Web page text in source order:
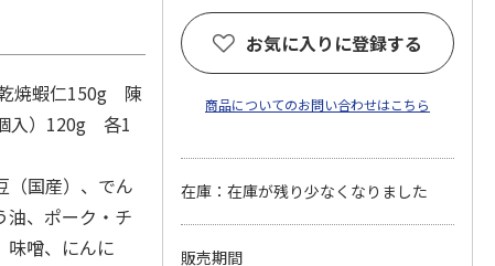
焼蝦仁150g 陳
入）120g 各1
（国産）、でん
油、ポーク・チ
味噌、にんに
お気に入りに登録する
商品についてのお問い合わせはこちら
在庫：在庫が残り少なくなりました
販売期間